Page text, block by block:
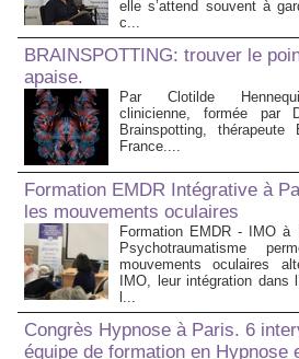
elle s’attend souvent à
c...
BRAINSPOTTING: trouver le
apaise.
Par Clotilde
clinicienne, formée par
Brainspotting,
France....
Formation EMDR Intégrative à
les mouvements oculaires
Formation EMDR - IMO
Psychotraumatisme
mouvements oculaires
IMO, leur intégration dans
l...
Congrès Hypnose à Paris. 6
équipe de formation en Hypnose